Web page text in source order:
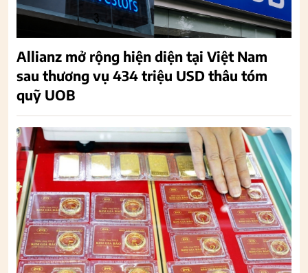
Allianz mở rộng hiện diện tại Việt Nam
sau thương vụ 434 triệu USD thâu tóm
quỹ UOB